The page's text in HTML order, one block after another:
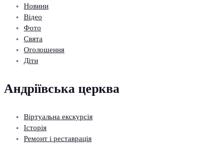
Новини
Відео
Фото
Свята
Оголошення
Діти
Андріївська церква
Віртуальна екскурсія
Історія
Ремонт і реставрація